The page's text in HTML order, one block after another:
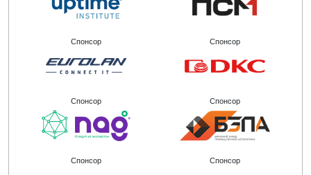
Спонсор Спонсор
Спонсор Спонсор
Спонсор Спонсор